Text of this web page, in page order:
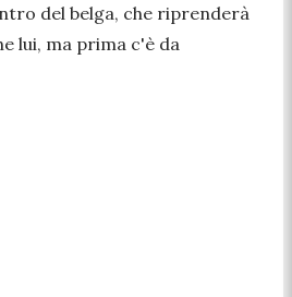
del belga, che riprenderà
lui, ma prima c'è da